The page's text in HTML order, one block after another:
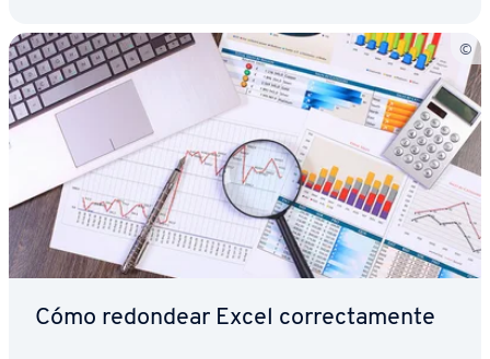
Cómo redondear Excel co­rre­c­ta­me­n­te